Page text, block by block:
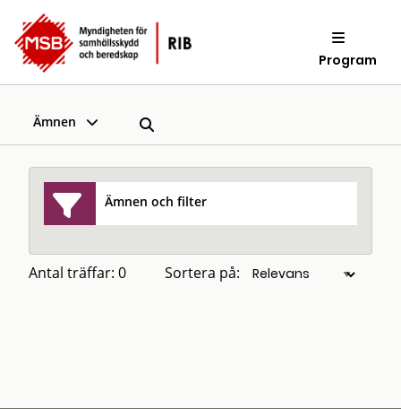
Program
Ämnen
Ämnen och filter
Antal träffar: 0 Sortera på: